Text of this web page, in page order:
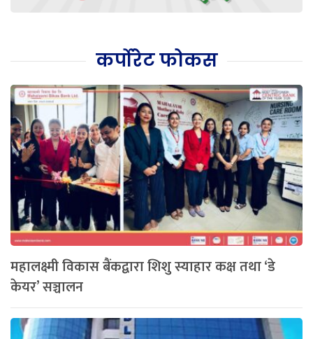
कर्पोरेट फोकस
महालक्ष्मी विकास बैंकद्वारा शिशु स्याहार कक्ष तथा ‘डे
केयर’ सञ्चालन